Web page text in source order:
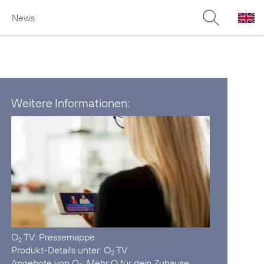
News
Weitere Informationen:
O2 TV: Pressemappe
Produkt-Details unter: O2 TV